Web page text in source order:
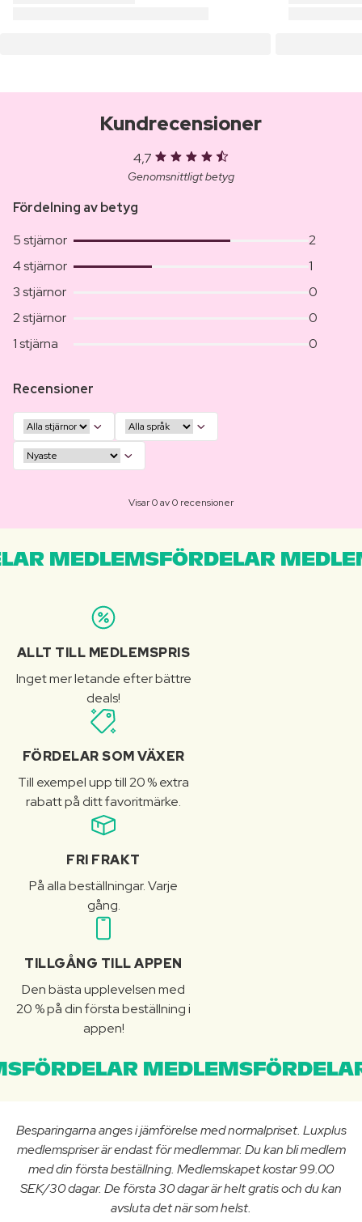
Kundrecensioner
4,7
Genomsnittligt betyg
Fördelning av betyg
5 stjärnor
2
4 stjärnor
1
3 stjärnor
0
2 stjärnor
0
1 stjärna
0
Recensioner
Visar 0 av 0 recensioner
MEDLEMSFÖRDELAR
ALLT TILL MEDLEMSPRIS
Inget mer letande efter bättre
deals!
FÖRDELAR SOM VÄXER
Till exempel upp till 20 % extra
rabatt på ditt favoritmärke.
FRI FRAKT
På alla beställningar. Varje
gång.
TILLGÅNG TILL APPEN
Den bästa upplevelsen med
20 % på din första beställning i
appen!
Besparingarna anges i jämförelse med normalpriset. Luxplus
medlemspriser är endast för medlemmar. Du kan bli medlem
med din första beställning. Medlemskapet kostar 99.00
SEK/30 dagar. De första 30 dagar är helt gratis och du kan
avsluta det när som helst.